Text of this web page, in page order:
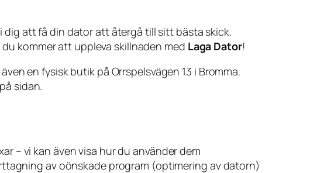
dig att få din dator att återgå till sitt bästa skick.
kommer att uppleva skillnaden med Laga Dator!
en fysisk butik på Orrspelsvägen 13 i Bromma.
sidan.
– vi kan även visa hur du använder dem
av oönskade program (optimering av datorn)